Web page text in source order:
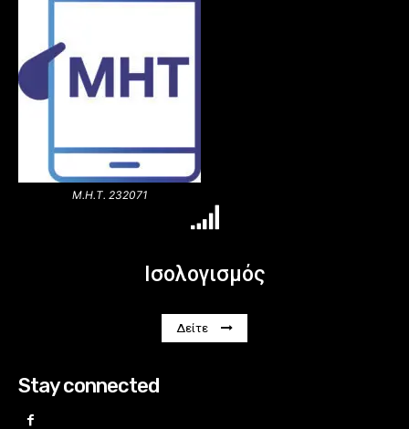
Μ.Η.Τ. 232071
Ισολογισμός
Δείτε
Stay connected